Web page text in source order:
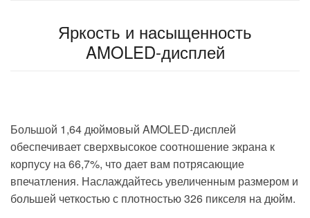
Яркость и насыщенность
AMOLED-дисплей
Большой 1,64 дюймовый AMOLED-дисплей
обеспечивает сверхвысокое соотношение экрана к
корпусу на 66,7%, что дает вам потрясающие
впечатления. Наслаждайтесь увеличенным размером и
большей четкостью с плотностью 326 пикселя на дюйм.